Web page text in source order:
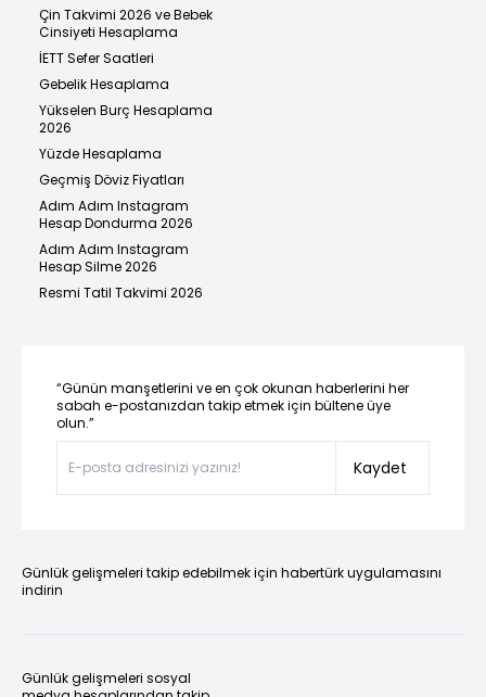
Çin Takvimi 2026 ve Bebek
Cinsiyeti Hesaplama
İETT Sefer Saatleri
Gebelik Hesaplama
Yükselen Burç Hesaplama
2026
Yüzde Hesaplama
Geçmiş Döviz Fiyatları
Adım Adım Instagram
Hesap Dondurma 2026
Adım Adım Instagram
Hesap Silme 2026
Resmi Tatil Takvimi 2026
“Günün manşetlerini ve en çok okunan haberlerini her
sabah e-postanızdan takip etmek için bültene üye
olun.”
Kaydet
Günlük gelişmeleri takip edebilmek için habertürk uygulamasını
indirin
Günlük gelişmeleri sosyal